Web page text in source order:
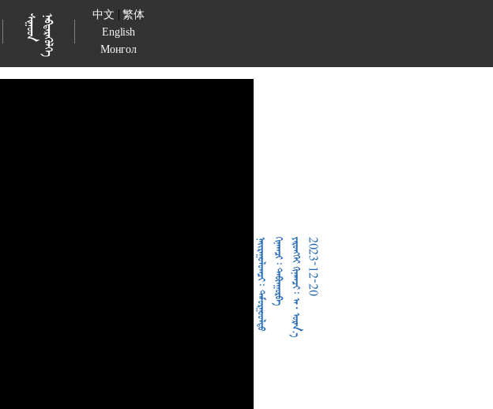















  中文 |繁体
English
Монгол
         2023-12-20